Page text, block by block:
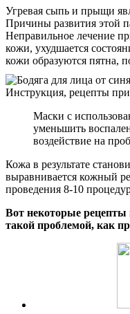
Угревая сыпь и прыщи
Причины развития этой
Неправильное лечение
кожи, ухудшается
кожи образуются пятна,
Маски с
уменьшить
воздействие на
Кожа в результате
выравнивается кожный
проведения 8-10
Вот некоторые
такой проблемой, как